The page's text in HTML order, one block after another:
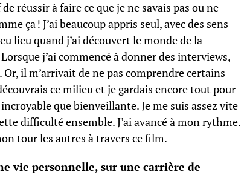
réussir à faire ce que je ne savais pas ou ne
ça ! J’ai beaucoup appris seul, avec des sens
lieu quand j’ai découvert le monde de la
j’ai commencé à donner des interviews,
il m’arrivait de ne pas comprendre certains
ce milieu et je gardais encore tout pour
que bienveillante. Je me suis assez vite
difficulté ensemble. J’ai avancé à mon rythme.
tour les autres à travers ce film.
vie personnelle, sur une carrière de